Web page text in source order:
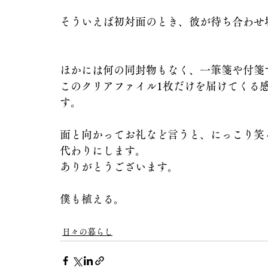
そういえば初対面のとき、彼が待ち合わ
ほかには何の同封物もなく、一筆箋や付
このクリアファイル1枚だけを届けてくる
す。
面と向かってお礼など言うと、にっこり
代わりにします。
ありがとうございます。
僕も植える。
日々の暮らし